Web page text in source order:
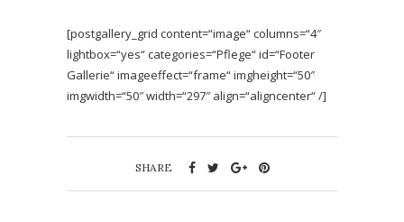
[postgallery_grid content=“image“ columns=“4″
lightbox=“yes“ categories=“Pflege“ id=“Footer
Gallerie“ imageeffect=“frame“ imgheight=“50″
imgwidth=“50″ width=“297″ align=“aligncenter“ /]
SHARE